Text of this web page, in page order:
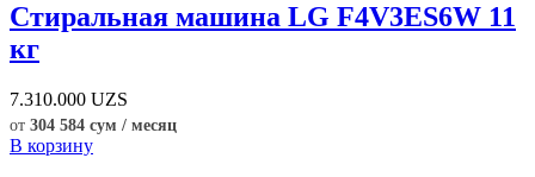
Стиральная машина LG F4V3ES6W 11
кг
7.310.000 UZS
от 304 584 сум / месяц
В корзину